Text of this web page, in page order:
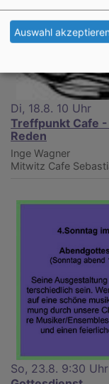
Di, 18.8. 10 Uhr
Treffpunkt Cafe
Reden
Inge Wagner
Mitwitz Cafe
So, 23.8. 9:30 Uhr
Auswahl